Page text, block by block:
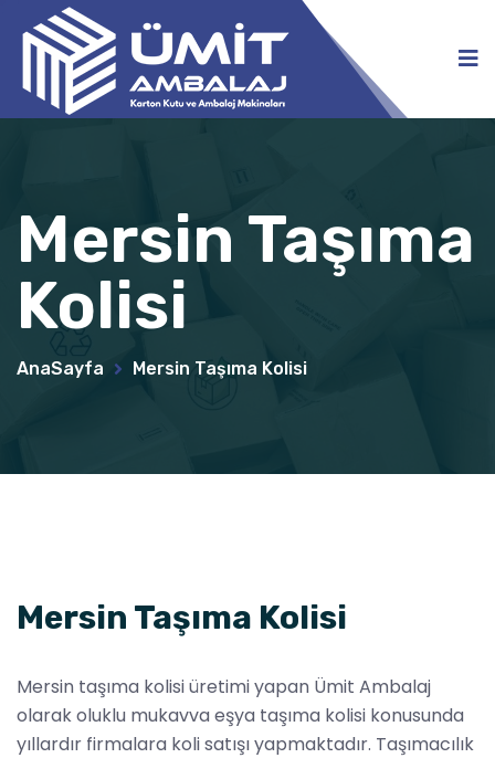
Mersin Taşıma
Kolisi
AnaSayfa Mersin Taşıma Kolisi
Mersin Taşıma Kolisi
Mersin taşıma kolisi üretimi yapan Ümit Ambalaj
olarak oluklu mukavva eşya taşıma kolisi konusunda
yıllardır firmalara koli satışı yapmaktadır. Taşımacılık